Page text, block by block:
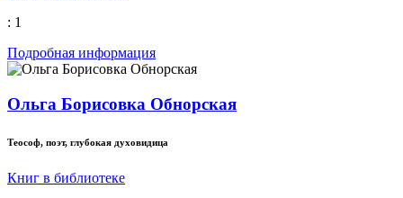
: 1
Подробная информация
Ольга Борисовка Обнорская
Теософ, поэт, глубокая духовидица
Книг в библиотеке